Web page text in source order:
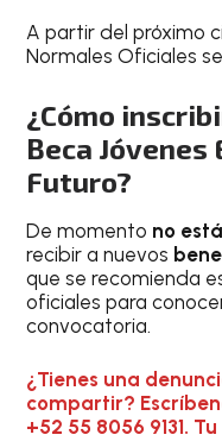
A partir del próximo
Normales Oficiales
¿Cómo
Beca
Futuro?
De momento no
recibir a nuevos
que se recomienda
oficiales para
convocatoria.
¿Tienes una
compartir?
+52 55 8056 9131.